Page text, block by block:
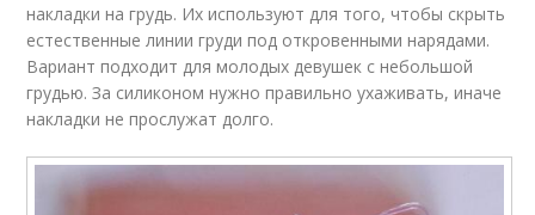
накладки на грудь. Их используют для того, чтобы скрыть
естественные линии груди под откровенными нарядами.
Вариант подходит для молодых девушек с небольшой
грудью. За силиконом нужно правильно ухаживать, иначе
накладки не прослужат долго.